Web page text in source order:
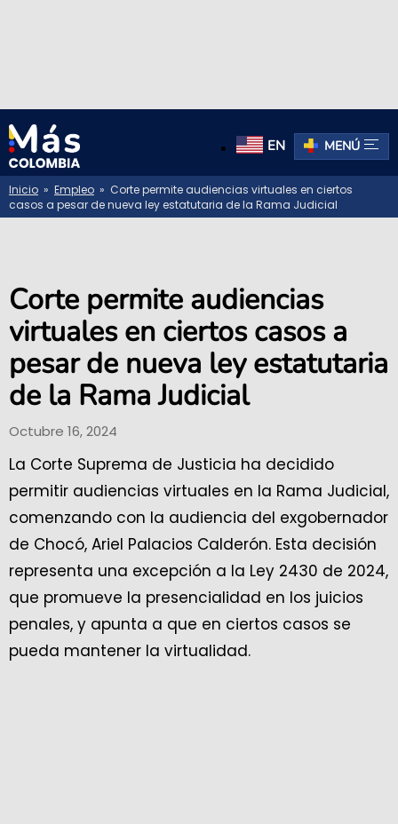
EN MENÚ
Inicio » Empleo » Corte permite audiencias virtuales en ciertos
casos a pesar de nueva ley estatutaria de la Rama Judicial
Corte permite audiencias
virtuales en ciertos casos a
pesar de nueva ley estatutaria
de la Rama Judicial
Octubre 16, 2024
La Corte Suprema de Justicia ha decidido
permitir audiencias virtuales en la Rama Judicial,
comenzando con la audiencia del exgobernador
de Chocó, Ariel Palacios Calderón. Esta decisión
representa una excepción a la Ley 2430 de 2024,
que promueve la presencialidad en los juicios
penales, y apunta a que en ciertos casos se
pueda mantener la virtualidad.